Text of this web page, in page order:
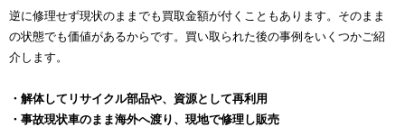
逆に修理せず現状のままでも買取金額が付くこともあります。そのまま
の状態でも価値があるからです。買い取られた後の事例をいくつかご紹
介します。
・解体してリサイクル部品や、資源として再利用
・事故現状車のまま海外へ渡り、現地で修理し販売